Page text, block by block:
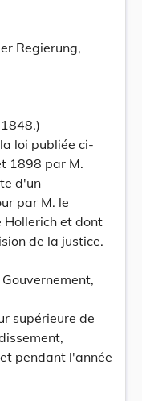
Regierung,
loi publiée ci-
1898 par M.
d'un
par M. le
Hollerich et dont
de la justice.
supérieure de
pendant l'année